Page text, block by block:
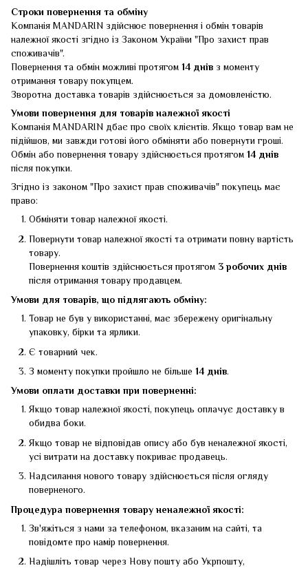
Строки повернення та обміну
Компанія MANDARIN здійснює повернення і обмін товарів
належної якості згідно із Законом України "Про захист прав
споживачів".
Повернення та обмін можливі протягом 14 днів з моменту
отримання товару покупцем.
Зворотна доставка товарів здійснюється за домовленістю.
Умови повернення для товарів належної якості
Компанія MANDARIN дбає про своїх клієнтів. Якщо товар вам не
підійшов, ми завжди готові його обміняти або повернути гроші.
Обмін або повернення товару здійснюється протягом 14 днів
після покупки.
Згідно із законом "Про захист прав споживачів" покупець має
право:
Обміняти товар належної якості.
Повернути товар належної якості та отримати повну вартість
товару.
Повернення коштів здійснюється протягом 3 робочих днів
після отримання товару продавцем.
Умови для товарів, що підлягають обміну:
Товар не був у використанні, має збережену оригінальну
упаковку, бірки та ярлики.
Є товарний чек.
З моменту покупки пройшло не більше 14 днів.
Умови оплати доставки при поверненні:
Якщо товар належної якості, покупець оплачує доставку в
обидва боки.
Якщо товар не відповідав опису або був неналежної якості,
усі витрати на доставку покриває продавець.
Надсилання нового товару здійснюється після огляду
поверненого.
Процедура повернення товару неналежної якості:
Зв'яжіться з нами за телефоном, вказаним на сайті, та
повідомте про намір повернення.
Надішліть товар через Нову пошту або Укрпошту,